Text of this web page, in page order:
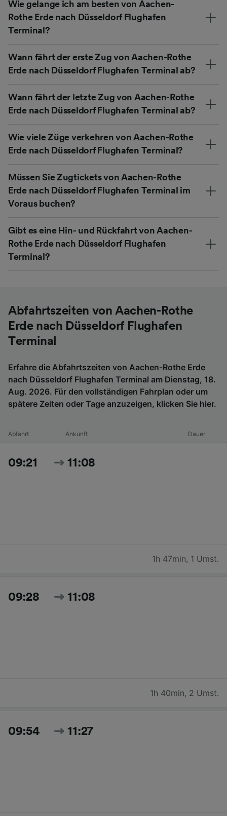
Wie gelange ich am besten von Aachen-
Rothe Erde nach Düsseldorf Flughafen
Terminal?
Wann fährt der erste Zug von Aachen-Rothe
Erde nach Düsseldorf Flughafen Terminal ab?
Wann fährt der letzte Zug von Aachen-Rothe
Erde nach Düsseldorf Flughafen Terminal ab?
Wie viele Züge verkehren von Aachen-Rothe
Erde nach Düsseldorf Flughafen Terminal?
Müssen Sie Zugtickets von Aachen-Rothe
Erde nach Düsseldorf Flughafen Terminal im
Voraus buchen?
Gibt es eine Hin- und Rückfahrt von Aachen-
Rothe Erde nach Düsseldorf Flughafen
Terminal?
Abfahrtszeiten von Aachen-Rothe
Erde nach Düsseldorf Flughafen
Terminal
Erfahre die Abfahrtszeiten von Aachen-Rothe Erde
nach Düsseldorf Flughafen Terminal am Dienstag, 18.
Aug. 2026. Für den vollständigen Fahrplan oder um
spätere Zeiten oder Tage anzuzeigen, klicken Sie hier.
Abfahrt Ankunft Dauer
09:21 11:08
1h 47min, 1 Umst.
09:28 11:08
1h 40min, 2 Umst.
09:54 11:27